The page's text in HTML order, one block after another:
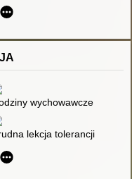
: dobry start
Barbarą Weigl,
wychowawcze z
wobec zdrowia
lekcja tolerancji